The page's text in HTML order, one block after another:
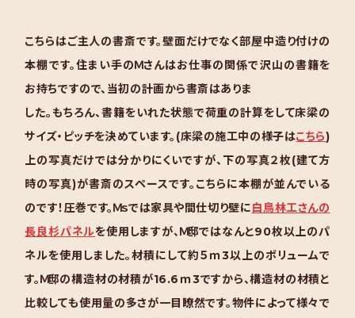
こちらはご主人の書斎です。壁面だけでなく部屋中造り付けの
本棚です。住まい手のＭさんはお仕事の関係で沢山の書籍を
お持ちですので、当初の計画から書斎はありま
した。もちろん、書籍をいれた状態で荷重の計算をして床梁の
サイズ・ピッチを決めています。(床梁の施工中の様子はこちら)
上の写真だけでは分かりにくいですが、下の写真２枚(建て方
時の写真)が書斎のスペースです。こちらに本棚が並んでいる
のです！圧巻です。Ｍｓでは家具や間仕切り壁に白鳥林工さんの
長良杉パネルを使用しますが、Ｍ邸ではなんと90枚以上のパ
ネルを使用しました。材積にして約５ｍ3以上のボリュームで
す。Ｍ邸の構造材の材積が16.6ｍ3ですから、構造材の材積と
比較しても使用量の多さが一目瞭然です。物件によって様々で